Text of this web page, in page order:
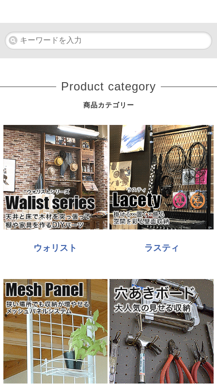
Product category
商品カテゴリー
ウォリスト ラスティ